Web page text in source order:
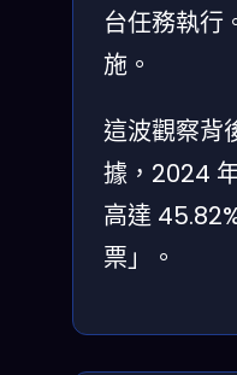
台任務執行
施。
這波觀察背
據，2024
高達
票」。